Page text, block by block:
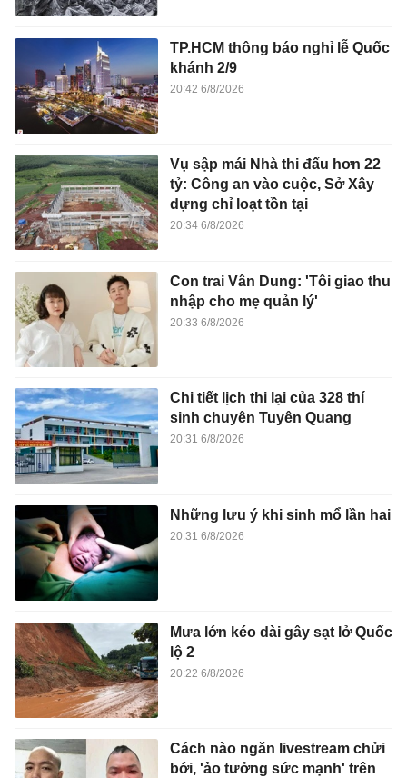
TP.HCM thông báo nghỉ lễ Quốc
khánh 2/9
20:42 6/8/2026
Vụ sập mái Nhà thi đấu hơn 22
tỷ: Công an vào cuộc, Sở Xây
dựng chỉ loạt tồn tại
20:34 6/8/2026
Con trai Vân Dung: 'Tôi giao thu
nhập cho mẹ quản lý'
20:33 6/8/2026
Chi tiết lịch thi lại của 328 thí
sinh chuyên Tuyên Quang
20:31 6/8/2026
Những lưu ý khi sinh mổ lần hai
20:31 6/8/2026
Mưa lớn kéo dài gây sạt lở Quốc
lộ 2
20:22 6/8/2026
Cách nào ngăn livestream chửi
bới, 'ảo tưởng sức mạnh' trên